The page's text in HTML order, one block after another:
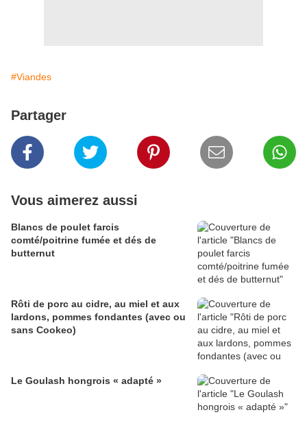
#Viandes
Partager
Vous aimerez aussi
Blancs de poulet farcis
comté/poitrine fumée et dés de
butternut
Rôti de porc au cidre, au miel et aux
lardons, pommes fondantes (avec ou
sans Cookeo)
Le Goulash hongrois « adapté »